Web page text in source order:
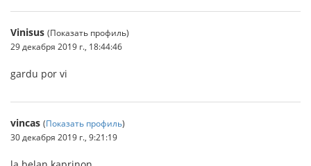
Vinisus (Показать профиль)
29 декабря 2019 г., 18:44:46
gardu por vi
vincas (Показать профиль)
30 декабря 2019 г., 9:21:19